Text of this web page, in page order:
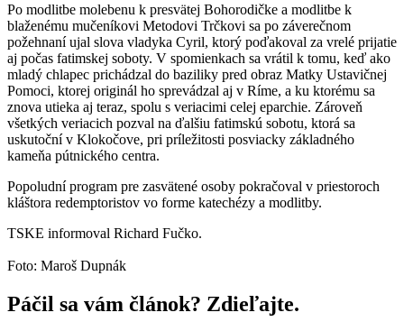
Po modlitbe molebenu k presvätej Bohorodičke a modlitbe k
blaženému mučeníkovi Metodovi Trčkovi sa po záverečnom
požehnaní ujal slova vladyka Cyril, ktorý poďakoval za vrelé prijatie
aj počas fatimskej soboty. V spomienkach sa vrátil k tomu, keď ako
mladý chlapec prichádzal do baziliky pred obraz Matky Ustavičnej
Pomoci, ktorej originál ho sprevádzal aj v Ríme, a ku ktorému sa
znova utieka aj teraz, spolu s veriacimi celej eparchie. Zároveň
všetkých veriacich pozval na ďalšiu fatimskú sobotu, ktorá sa
uskutoční v Klokočove, pri príležitosti posviacky základného
kameňa pútnického centra.
Popoludní program pre zasvätené osoby pokračoval v priestoroch
kláštora redemptoristov vo forme katechézy a modlitby.
TSKE informoval Richard Fučko.
Foto: Maroš Dupnák
Páčil sa vám článok? Zdieľajte.